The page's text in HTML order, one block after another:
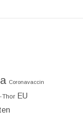
Coronavaccin
Thor EU